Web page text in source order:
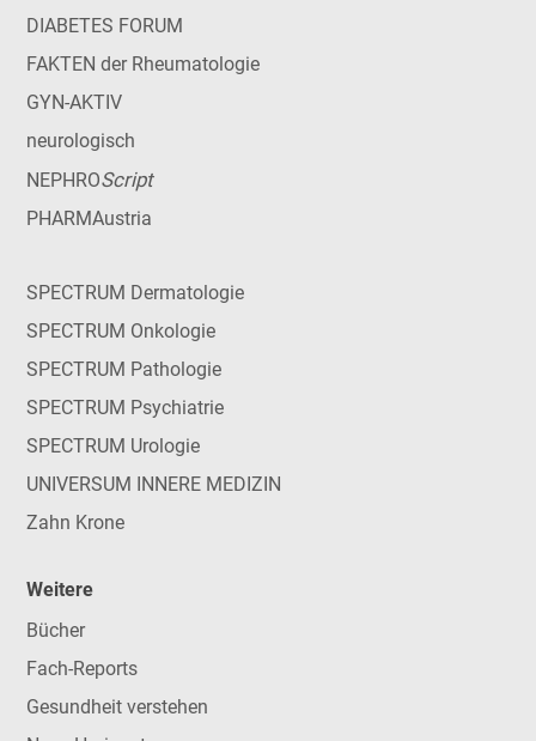
DIABETES FORUM
FAKTEN der Rheumatologie
GYN-AKTIV
neurologisch
NEPHROScript
PHARMAustria
SPECTRUM Dermatologie
SPECTRUM Onkologie
SPECTRUM Pathologie
SPECTRUM Psychiatrie
SPECTRUM Urologie
UNIVERSUM INNERE MEDIZIN
Zahn Krone
Weitere
Bücher
Fach-Reports
Gesundheit verstehen